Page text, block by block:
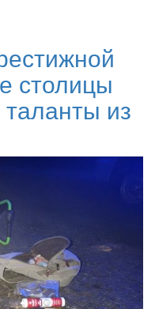
столицы
из